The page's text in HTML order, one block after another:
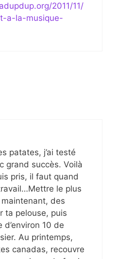
2011/11/
a-la-musique-
patates, j’ai testé
grand succès. Voilà
pris, il faut quand
le plus
des
ta pelouse, puis
10 de
Au printemps,
canadas, recouvre